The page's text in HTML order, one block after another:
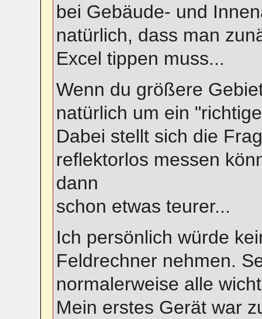
bei Gebäude- und
natürlich, dass man
Excel tippen muss...
Wenn du größere
natürlich um ein
Dabei stellt sich die
reflektorlos messen
dann
schon etwas teurer...
Ich persönlich würde
Feldrechner nehmen.
normalerweise alle
Mein erstes Gerät war